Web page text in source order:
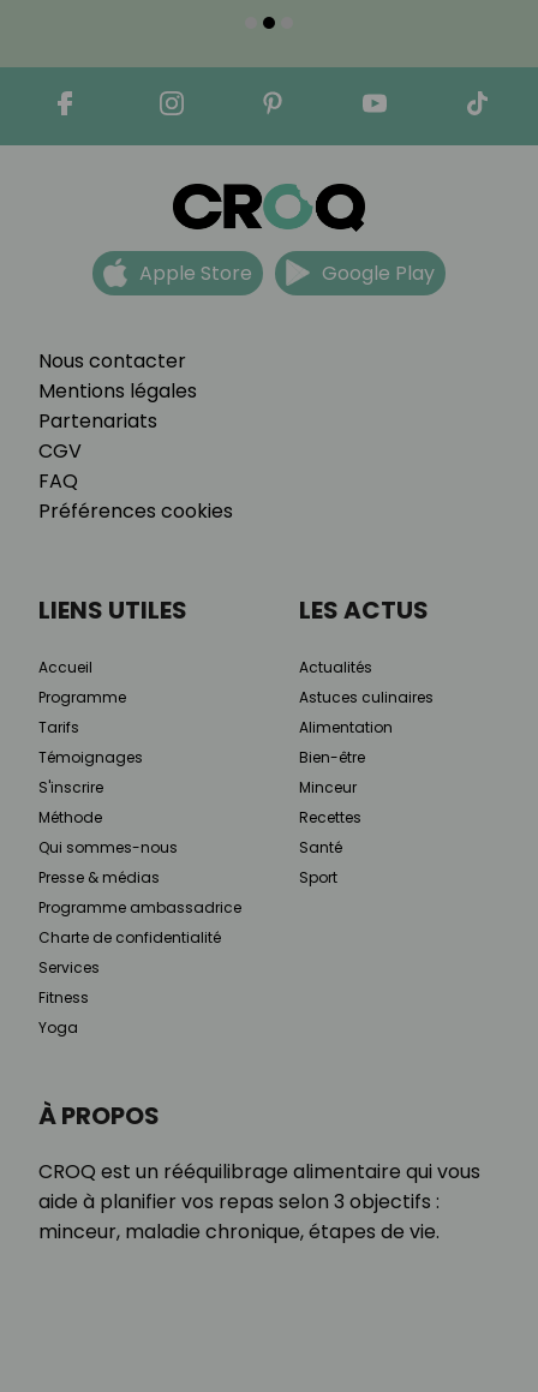
Nous contacter
Mentions légales
Partenariats
CGV
FAQ
Préférences cookies
Apple Store Google Play
À PROPOS
CROQ est un rééquilibrage alimentaire qui vous
aide à planifier vos repas selon 3 objectifs :
minceur, maladie chronique, étapes de vie.
LIENS UTILES
Accueil
Programme
Tarifs
Témoignages
S'inscrire
Méthode
Qui sommes-nous
Presse & médias
Programme ambassadrice
Charte de confidentialité
Services
Fitness
Yoga
LES ACTUS
Actualités
Astuces culinaires
Alimentation
Bien-être
Minceur
Recettes
Santé
Sport